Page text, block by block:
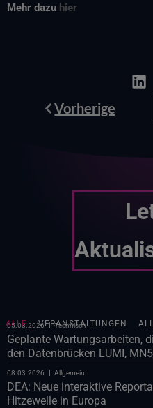
Mehr dazu hier
PrevVorherige
VERANSTALTUNGEN
ALLE
05.08.2026 Technisch
Geplante Wartungsarbeiten,
den Datenbrücken LUMI,
08.03.2026 Allgemein
DEA: Neue interaktive
Hitzewelle in Europa